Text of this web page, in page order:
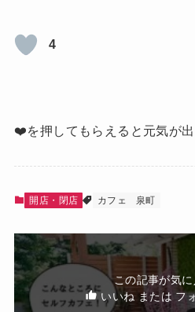
4
❤️を押してもらえると元気が出
開店・閉店 カフェ 泉町
この記事が気
いいね または フ